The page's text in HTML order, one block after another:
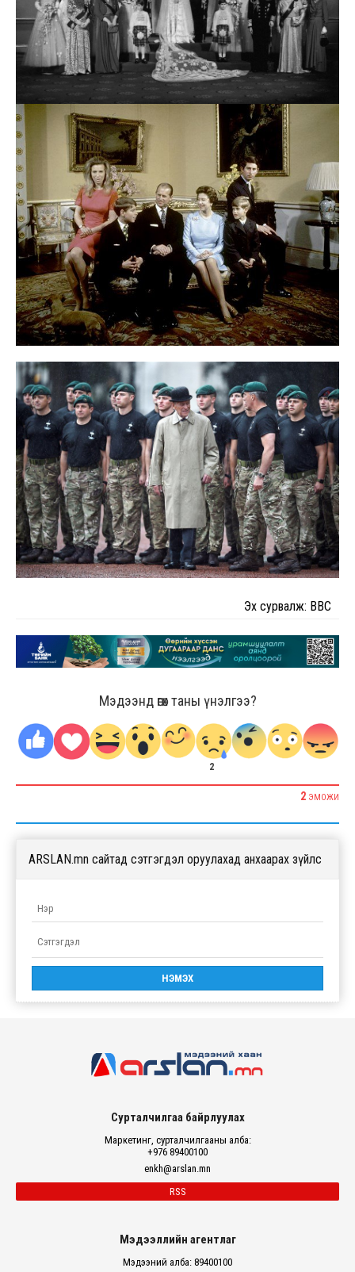
Эх сурвалж: BBC
Мэдээнд өгөх таны үнэлгээ?
2
2 ЭМОЖИ
ARSLAN.mn сайтад сэтгэгдэл оруулахад анхаарах зүйлс
Сурталчилгаа байрлуулах
Маркетинг, сурталчилгааны алба:
+976 89400100
enkh@arslan.mn
RSS
Мэдээллийн агентлаг
Мэдээний алба: 89400100